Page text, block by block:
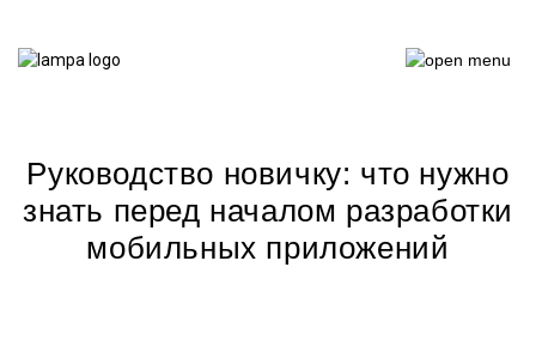
Руководство новичку: что нужно
знать перед началом разработки
мобильных приложений